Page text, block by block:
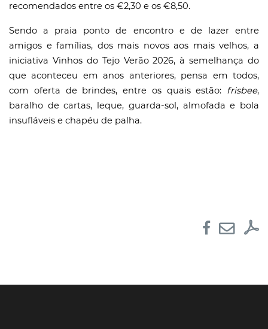
recomendados entre os €2,30 e os €8,50.
Sendo a praia ponto de encontro e de lazer entre
amigos e famílias, dos mais novos aos mais velhos, a
iniciativa Vinhos do Tejo Verão 2026, à semelhança do
que aconteceu em anos anteriores, pensa em todos,
com oferta de brindes, entre os quais estão: frisbee,
baralho de cartas, leque, guarda-sol, almofada e bola
insufláveis e chapéu de palha.